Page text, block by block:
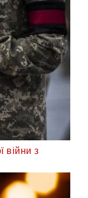
війни з